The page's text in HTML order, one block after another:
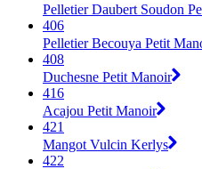
Pelletier Daubert Soudon
406
Pelletier Becouya Petit
408
Duchesne Petit Manoir
416
Acajou Petit Manoir
421
Mangot Vulcin Kerlys
422